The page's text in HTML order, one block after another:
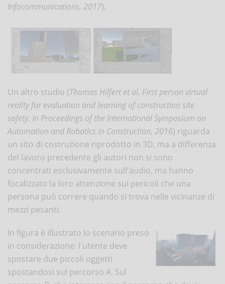
Infocommunications, 2017).
Un altro studio (Thomas Hilfert et al. First person virtual
reality for evaluation and learning of construction site
safety. In Proceedings of the International Symposium on
Automation and Robotics in Construction, 2016) riguarda
un sito di costruzione riprodotto in 3D, ma a differenza
del lavoro precedente gli autori non si sono
concentrati esclusivamente sull'audio, ma hanno
focalizzato la loro attenzione sui pericoli che una
persona può correre quando si trova nelle vicinanze di
mezzi pesanti.
In figura è illustrato lo scenario preso
in considerazione: l'utente deve
spostare due piccoli oggetti
spostandosi sul percorso A. Sul